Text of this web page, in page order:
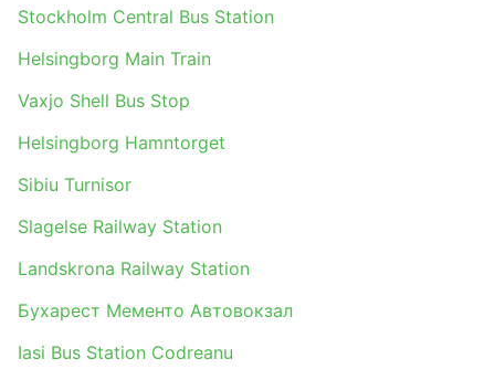
Stockholm Central Bus Station
Helsingborg Main Train
Vaxjo Shell Bus Stop
Helsingborg Hamntorget
Sibiu Turnisor
Slagelse Railway Station
Landskrona Railway Station
Бухарест Мементо Автовокзал
Iasi Bus Station Codreanu